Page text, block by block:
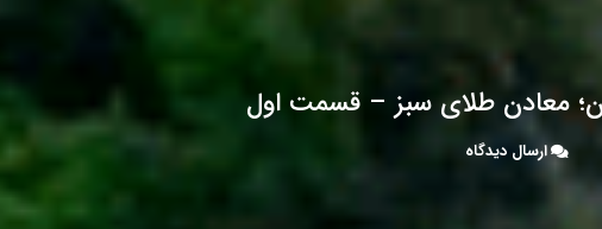
معادن طلای سبز – قسمت اول
ارسال دیدگاه